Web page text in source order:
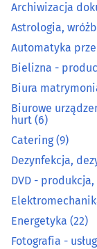
Fotografia -
Galwanizacja(3)
Gaz -
Grawerstwo
Introligatornie
Kamieniarze (31)
Klucze -
Archiwizacja
Astrologia,
Automatyka
Bielizna -
Biura
Biurowe
hurt (6)
Catering(9)
Dezynfekcja,
DVD -
Energetyka (22)
Fotografia -